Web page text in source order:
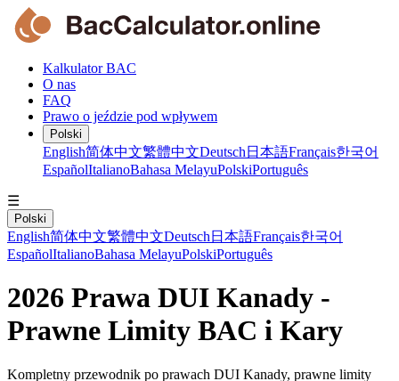
Kalkulator BAC
O nas
FAQ
Prawo o jeździe pod wpływem
Polski
English简体中文繁體中文Deutsch 日本語Français한국어
EspañolItalianoBahasa MelayuPolskiPortuguês
☰
Polski
English简体中文繁體中文Deutsch 日本語Français한국어
EspañolItalianoBahasa MelayuPolskiPortuguês
2026 Prawa DUI Kanady -
Prawne Limity BAC i Kary
Kompletny przewodnik po prawach DUI Kanady, prawne limity